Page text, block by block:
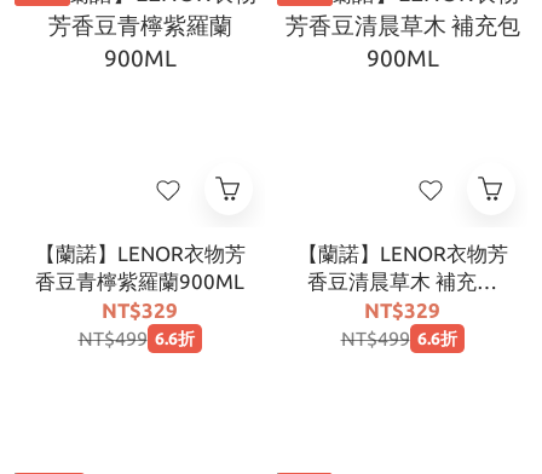
【蘭諾】LENOR衣物芳
香豆青檸紫羅蘭900ML
NT$329
NT$499 6.6折
【蘭諾】LENOR衣物芳
香豆清晨草木 補充包
900ML
NT$329
NT$499 6.6折